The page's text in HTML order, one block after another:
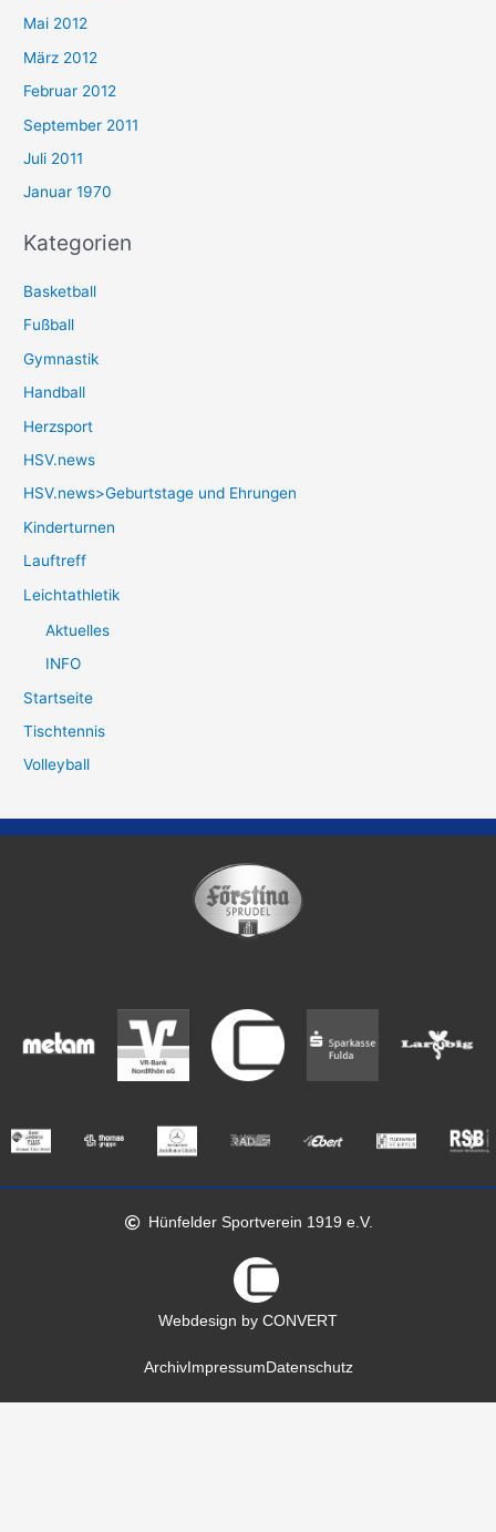
Mai 2012
März 2012
Februar 2012
September 2011
Juli 2011
Januar 1970
Kategorien
Basketball
Fußball
Gymnastik
Handball
Herzsport
HSV.news
HSV.news>Geburtstage und Ehrungen
Kinderturnen
Lauftreff
Leichtathletik
Aktuelles
INFO
Startseite
Tischtennis
Volleyball
Hünfelder Sportverein 1919 e.V.
Webdesign by CONVERT
ArchivImpressumDatenschutz